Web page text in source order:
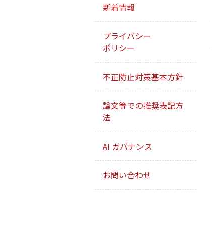
新着情報
プライバシー
ポリシー
不正防止対策基本方針
論文等での推奨表記方
法
AI ガバナンス
お問い合わせ